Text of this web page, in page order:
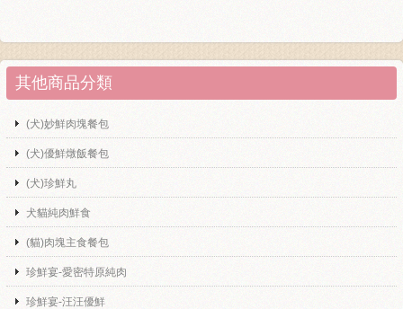
其他商品分類
(犬)妙鮮肉塊餐包
(犬)優鮮燉飯餐包
(犬)珍鮮丸
犬貓純肉鮮食
(貓)肉塊主食餐包
珍鮮宴-愛密特原純肉
珍鮮宴-汪汪優鮮